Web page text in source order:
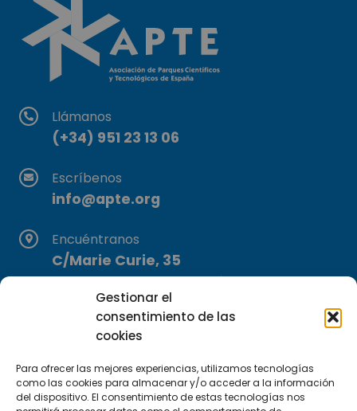
Gestionar el
consentimiento de las
cookies
Para ofrecer las mejores experiencias, utilizamos tecnologías
como las cookies para almacenar y/o acceder a la información
del dispositivo. El consentimiento de estas tecnologías nos
Llámanos
(+34) 951 23 13 06
Escríbenos
info@apte.org
Encuéntranos
C/Marie Curie, 35
29590 Campanillas, Málaga